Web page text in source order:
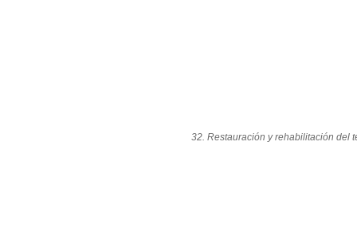
32. Restauración y rehabilitación del